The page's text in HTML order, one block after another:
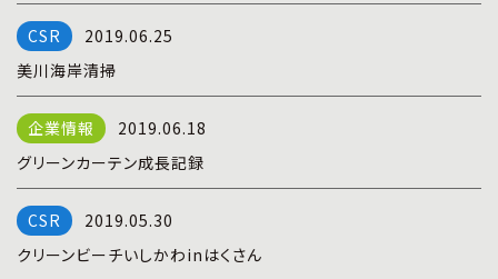
2019.06.25
美川海岸清掃
2019.06.18
グリーンカーテン成長記録
2019.05.30
クリーンビーチいしかわinはくさん